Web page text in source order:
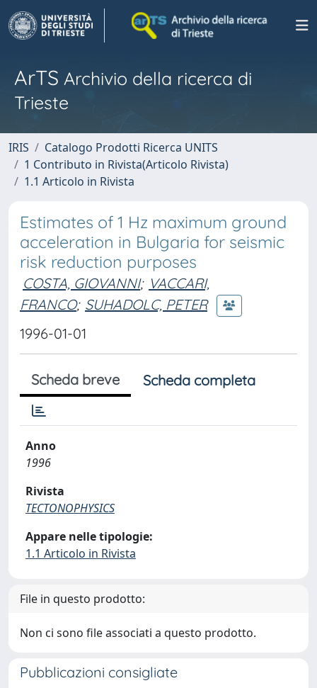
ArTS Archivio della ricerca di
Trieste
IRIS
Catalogo Prodotti Ricerca UNITS
1 Contributo in Rivista(Articolo Rivista)
1.1 Articolo in Rivista
Estimates of 1 Hz maximum ground
acceleration in Bulgaria for seismic
risk reduction purposes
COSTA, GIOVANNI; VACCARI,
FRANCO; SUHADOLC, PETER
1996-01-01
Scheda breve Scheda completa
Anno
1996
Rivista
TECTONOPHYSICS
Appare nelle tipologie:
1.1 Articolo in Rivista
File in questo prodotto:
Non ci sono file associati a questo prodotto.
Pubblicazioni consigliate